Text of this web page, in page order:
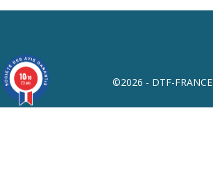
©2026 - DTF-FRANCE
10/10
23 avis